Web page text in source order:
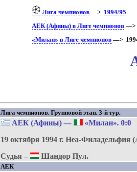
Лига чемпионов —> 1994/95
АЕК (Афины) в Лиге чемпионов —>
«Милан» в Лиге чемпионов —>
Лига чемпионов. Групповой этап. 3-й тур.
АЕК (Афины) — «Милан». 0:0
19 октября 1994 г.Неа-Филадельфия
Судья –
Шандор Пул.
АЕК